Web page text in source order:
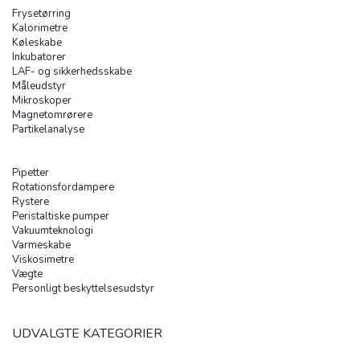
Frysetørring
Kalorimetre
Køleskabe
Inkubatorer
LAF- og sikkerhedsskabe
Måleudstyr
Mikroskoper
Magnetomrørere
Partikelanalyse
Pipetter
Rotationsfordampere
Rystere
Peristaltiske pumper
Vakuumteknologi
Varmeskabe
Viskosimetre
Vægte
Personligt beskyttelsesudstyr
UDVALGTE KATEGORIER